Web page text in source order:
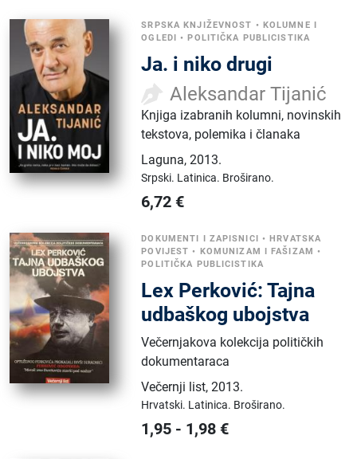
SRPSKA KNJIŽEVNOST • KOLUMNE I
OGLEDI •POLITIČKA PUBLICISTIKA
Ja. i niko drugi
Aleksandar Tijanić
Knjiga izabranih kolumni, novinskih
tekstova, polemika i članaka
Laguna,2013.
Srpski. Latinica. Broširano.
6,72 €
DOKUMENTI I ZAPISNICI •HRVATSKA
POVIJEST • KOMUNIZAM I FAŠIZAM •
POLITIČKA PUBLICISTIKA
Lex Perković: Tajna
udbaškog ubojstva
Večernjakova kolekcija političkih
dokumentaraca
Večernji list,2013.
Hrvatski. Latinica. Broširano.
1,95 - 1,98 €